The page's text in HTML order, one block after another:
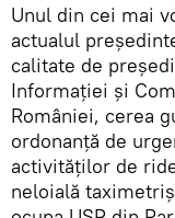
Unul din cei mai
actualul
calitate de
Informației și
României, cerea
ordonanță de
activităților de
neloială